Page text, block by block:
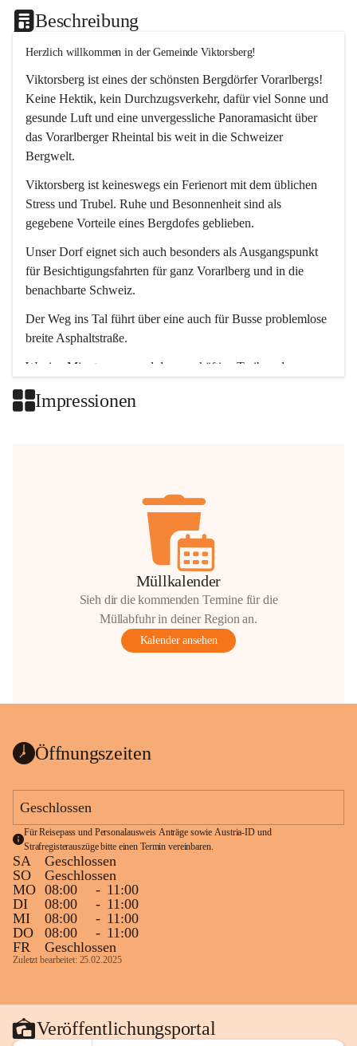
Beschreibung
Herzlich willkommen in der Gemeinde Viktorsberg!
Viktorsberg ist eines der schönsten Bergdörfer Vorarlbergs!
Keine Hektik, kein Durchzugsverkehr, dafür viel Sonne und
gesunde Luft und eine unvergessliche Panoramasicht über
das Vorarlberger Rheintal bis weit in die Schweizer
Bergwelt.
Viktorsberg ist keineswegs ein Ferienort mit dem üblichen
Stress und Trubel. Ruhe und Besonnenheit sind als
gegebene Vorteile eines Bergdofes geblieben.
Unser Dorf eignet sich auch besonders als Ausgangspunkt
für Besichtigungsfahrten für ganz Vorarlberg und in die
benachbarte Schweiz.
Der Weg ins Tal führt über eine auch für Busse problemlose
breite Asphaltstraße.
Wenige Minuten nur, und das geschäftige Treiben der
Impressionen
Müllkalender
Sieh dir die kommenden Termine für die
Müllabfuhr in deiner Region an.
Kalender ansehen
Öffnungszeiten
Geschlossen
Für Reisepass und Personalausweis Anträge sowie Austria-ID und
Strafregisterauszüge bitte einen Termin vereinbaren.
SA
Geschlossen
SO
Geschlossen
MO 08:00 - 11:00
DI
08:00 - 11:00
MI
08:00 - 11:00
DO
08:00 - 11:00
FR
Geschlossen
Zuletzt bearbeitet: 25.02.2025
Veröffentlichungsportal